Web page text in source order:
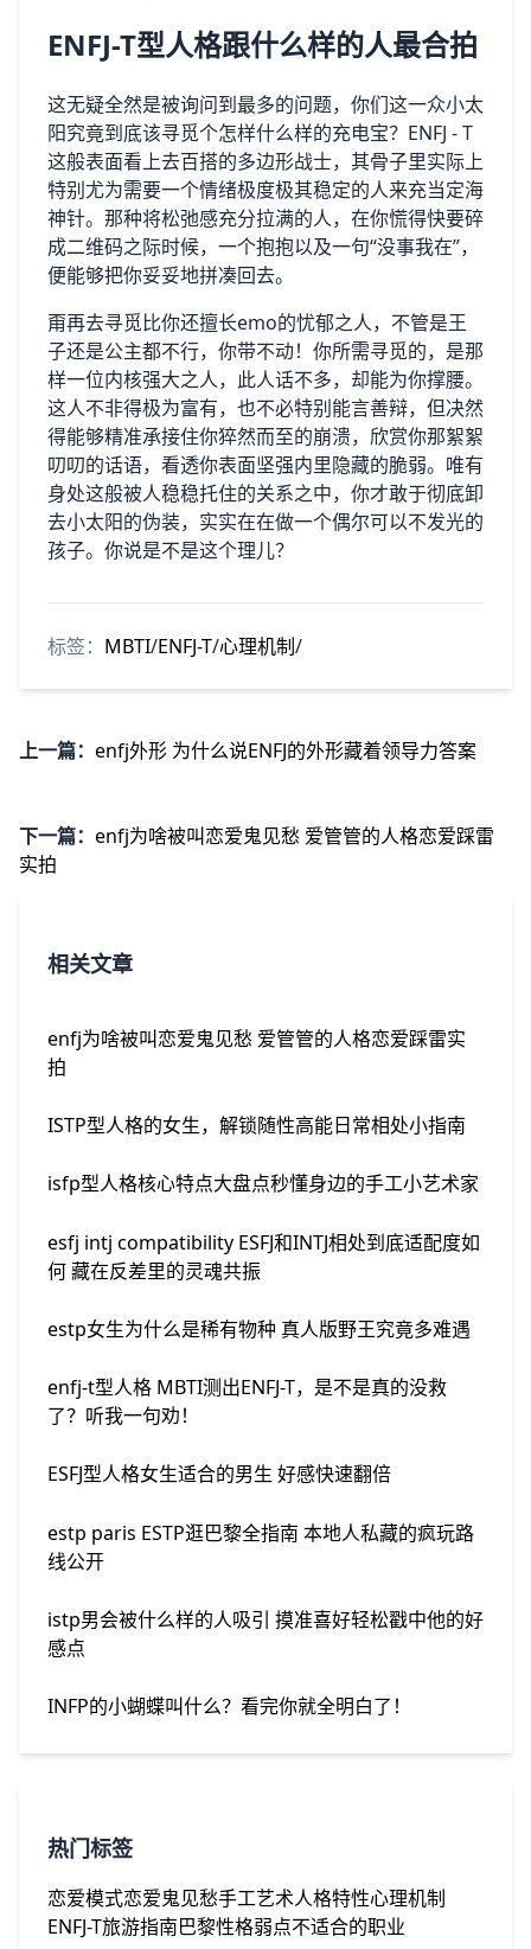
ENFJ-T型人格跟什么样的人最合拍
这无疑全然是被询问到最多的问题，你们这一众小太
阳究竟到底该寻觅个怎样什么样的充电宝？ENFJ - T
这般表面看上去百搭的多边形战士，其骨子里实际上
特别尤为需要一个情绪极度极其稳定的人来充当定海
神针。那种将松弛感充分拉满的人，在你慌得快要碎
成二维码之际时候，一个抱抱以及一句“没事我在”，
便能够把你妥妥地拼凑回去。
甭再去寻觅比你还擅长emo的忧郁之人，不管是王
子还是公主都不行，你带不动！你所需寻觅的，是那
样一位内核强大之人，此人话不多，却能为你撑腰。
这人不非得极为富有，也不必特别能言善辩，但决然
得能够精准承接住你猝然而至的崩溃，欣赏你那絮絮
叨叨的话语，看透你表面坚强内里隐藏的脆弱。唯有
身处这般被人稳稳托住的关系之中，你才敢于彻底卸
去小太阳的伪装，实实在在做一个偶尔可以不发光的
孩子。你说是不是这个理儿？
标签： MBTI/ENFJ-T/心理机制/
上一篇： enfj外形 为什么说ENFJ的外形藏着领导力答案
下一篇： enfj为啥被叫恋爱鬼见愁 爱管管的人格恋爱踩雷
实拍
相关文章
enfj为啥被叫恋爱鬼见愁 爱管管的人格恋爱踩雷实
拍
ISTP型人格的女生，解锁随性高能日常相处小指南
isfp型人格核心特点大盘点秒懂身边的手工小艺术家
esfj intj compatibility ESFJ和INTJ相处到底适配度如
何 藏在反差里的灵魂共振
estp女生为什么是稀有物种 真人版野王究竟多难遇
enfj-t型人格 MBTI测出ENFJ-T，是不是真的没救
了？听我一句劝！
ESFJ型人格女生适合的男生 好感快速翻倍
estp paris ESTP逛巴黎全指南 本地人私藏的疯玩路
线公开
istp男会被什么样的人吸引 摸准喜好轻松戳中他的好
感点
INFP的小蝴蝶叫什么？看完你就全明白了！
热门标签
恋爱模式恋爱鬼见愁手工艺术人格特性心理机制
ENFJ-T旅游指南巴黎性格弱点不适合的职业